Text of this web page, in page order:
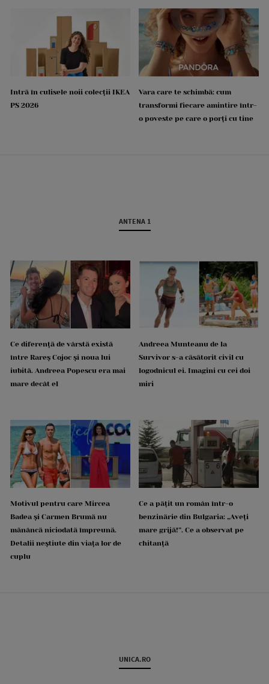
Intră în culisele noii colecții IKEA
PS 2026
Vara care te schimbă: cum
transformi fiecare amintire într-
o poveste pe care o porți cu tine
ANTENA 1
Ce diferență de vârstă există
între Rareș Cojoc și noua lui
iubită. Andreea Popescu era mai
mare decât el
Andreea Munteanu de la
Survivor s-a căsătorit civil cu
logodnicul ei. Imagini cu cei doi
miri
Motivul pentru care Mircea
Badea și Carmen Brumă nu
mănâncă niciodată împreună.
Detalii neștiute din viața lor de
cuplu
Ce a pățit un român într-o
benzinărie din Bulgaria: „Aveți
mare grijă!”. Ce a observat pe
chitanță
UNICA.RO